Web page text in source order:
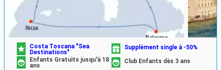
Costa Toscana "Sea
Destinations"
Supplément single à -50%
Enfants Gratuits jusqu'à 18
ans
Club Enfants dès 3 ans